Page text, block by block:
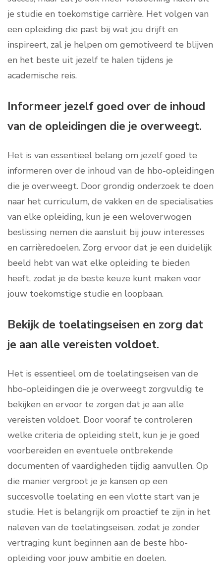
je studie en toekomstige carrière. Het volgen van
een opleiding die past bij wat jou drijft en
inspireert, zal je helpen om gemotiveerd te blijven
en het beste uit jezelf te halen tijdens je
academische reis.
Informeer jezelf goed over de inhoud
van de opleidingen die je overweegt.
Het is van essentieel belang om jezelf goed te
informeren over de inhoud van de hbo-opleidingen
die je overweegt. Door grondig onderzoek te doen
naar het curriculum, de vakken en de specialisaties
van elke opleiding, kun je een weloverwogen
beslissing nemen die aansluit bij jouw interesses
en carrièredoelen. Zorg ervoor dat je een duidelijk
beeld hebt van wat elke opleiding te bieden
heeft, zodat je de beste keuze kunt maken voor
jouw toekomstige studie en loopbaan.
Bekijk de toelatingseisen en zorg dat
je aan alle vereisten voldoet.
Het is essentieel om de toelatingseisen van de
hbo-opleidingen die je overweegt zorgvuldig te
bekijken en ervoor te zorgen dat je aan alle
vereisten voldoet. Door vooraf te controleren
welke criteria de opleiding stelt, kun je je goed
voorbereiden en eventuele ontbrekende
documenten of vaardigheden tijdig aanvullen. Op
die manier vergroot je je kansen op een
succesvolle toelating en een vlotte start van je
studie. Het is belangrijk om proactief te zijn in het
naleven van de toelatingseisen, zodat je zonder
vertraging kunt beginnen aan de beste hbo-
opleiding voor jouw ambitie en doelen.